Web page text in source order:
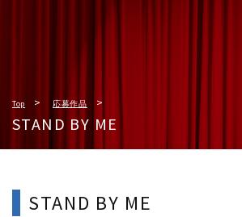
Top 応募作品
STAND BY ME
STAND BY ME